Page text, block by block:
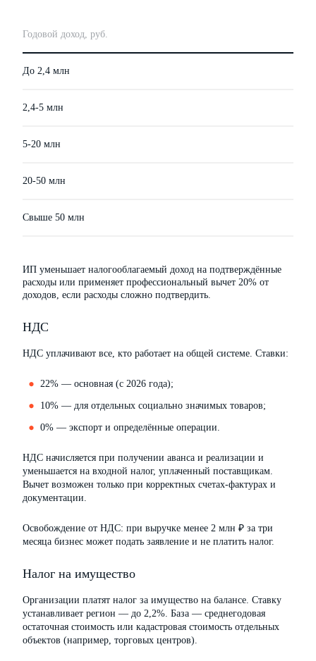
Годовой доход, руб.
До 2,4 млн
2,4-5 млн
5-20 млн
20-50 млн
Свыше 50 млн
ИП уменьшает налогооблагаемый доход на подтверждённые
расходы или применяет профессиональный вычет 20% от
доходов, если расходы сложно подтвердить.
НДС
НДС уплачивают все, кто работает на общей системе. Ставки:
22% — основная (с 2026 года);
10% — для отдельных социально значимых товаров;
0% — экспорт и определённые операции.
НДС начисляется при получении аванса и реализации и
уменьшается на входной налог, уплаченный поставщикам.
Вычет возможен только при корректных счетах-фактурах и
документации.
Освобождение от НДС: при выручке менее 2 млн ₽ за три
месяца бизнес может подать заявление и не платить налог.
Налог на имущество
Организации платят налог за имущество на балансе. Ставку
устанавливает регион — до 2,2%. База — среднегодовая
остаточная стоимость или кадастровая стоимость отдельных
объектов (например, торговых центров).